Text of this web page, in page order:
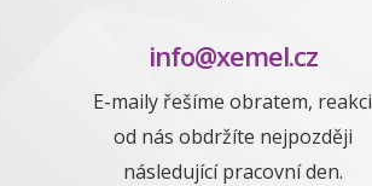
info@xemel.cz
E-maily řešíme obratem, reakci
od nás obdržíte nejpozději
následující pracovní den.